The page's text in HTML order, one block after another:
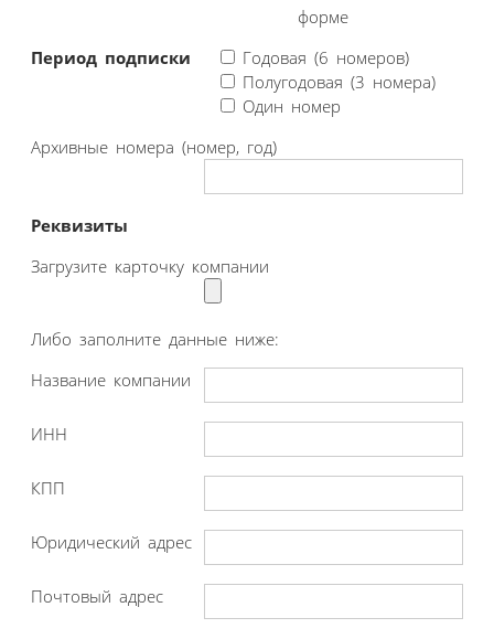
форме
Период подписки
Годовая (6 номеров)
Полугодовая (3 номера)
Один номер
Архивные номера (номер, год)
Реквизиты
Загрузите карточку компании
Либо заполните данные ниже:
Название компании
ИНН
КПП
Юридический адрес
Почтовый адрес